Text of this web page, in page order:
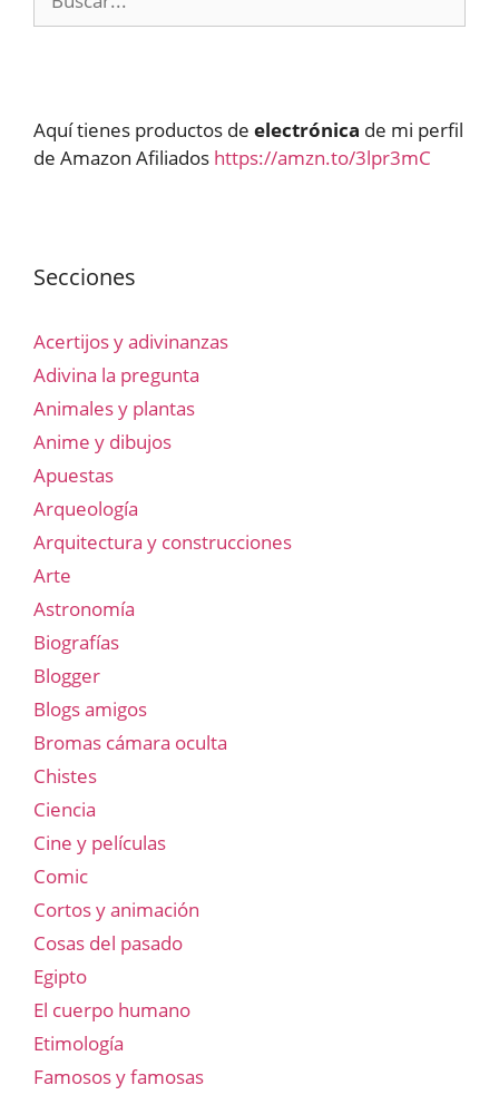
Aquí tienes productos de electrónica de mi perfil
de Amazon Afiliados https://amzn.to/3lpr3mC
Secciones
Acertijos y adivinanzas
Adivina la pregunta
Animales y plantas
Anime y dibujos
Apuestas
Arqueología
Arquitectura y construcciones
Arte
Astronomía
Biografías
Blogger
Blogs amigos
Bromas cámara oculta
Chistes
Ciencia
Cine y películas
Comic
Cortos y animación
Cosas del pasado
Egipto
El cuerpo humano
Etimología
Famosos y famosas